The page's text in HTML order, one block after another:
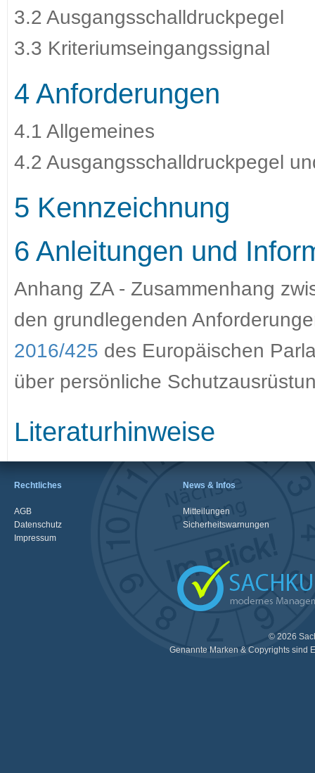
3.2 Ausgangsschalldruckpegel
3.3 Kriteriumseingangssignal
4 Anforderungen
4.1 Allgemeines
4.2 Ausgangsschalldruckpegel
5 Kennzeichnung
6 Anleitungen und
Anhang ZA - Zusammenhang
den grundlegenden
2016/425 des Europäischen
über persönliche
Literaturhinweise
Rechtliches
AGB
Datenschutz
Impressum
News & Infos
Mitteilungen
Sicherheitswarnungen
© 2026
Genannte Marken & Copyrights sind